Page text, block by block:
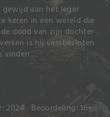
aan het leger
keren in een wereld die
dood van zijn dochter
is hij vastbesloten
vinden.
2024 Beoordeling: 16+